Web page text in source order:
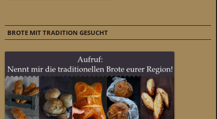
BROTE MIT TRADITION GESUCHT